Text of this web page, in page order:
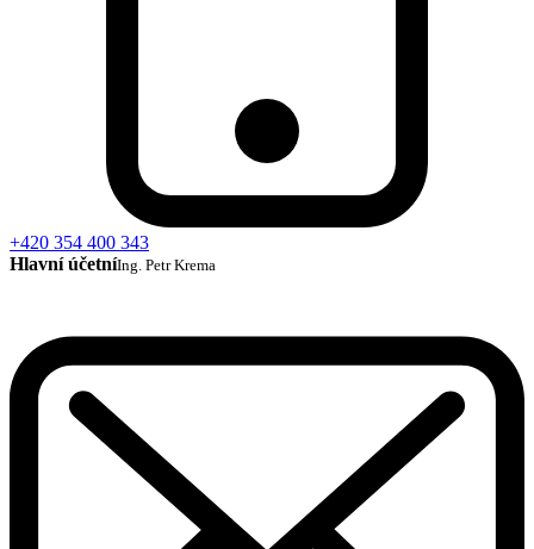
+420 354 400 343
Hlavní účetníIng. Petr Krema